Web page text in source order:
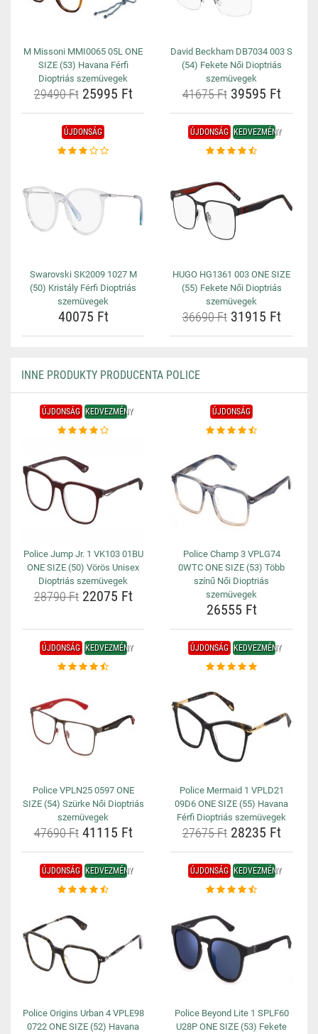
M Missoni MMI0065 05L ONE
SIZE (53) Havana Férfi
Dioptriás szemüvegek
29490 Ft25995 Ft
David Beckham DB7034 003 S
(54) Fekete Női Dioptriás
szemüvegek
41675 Ft39595 Ft
ÚJDONSÁG
Swarovski SK2009 1027 M
(50) Kristály Férfi Dioptriás
szemüvegek
40075 Ft
ÚJDONSÁG KEDVEZMÉNY
HUGO HG1361 003 ONE SIZE
(55) Fekete Női Dioptriás
szemüvegek
36690 Ft31915 Ft
INNE PRODUKTY PRODUCENTA POLICE
ÚJDONSÁG KEDVEZMÉNY
Police Jump Jr. 1 VK103 01BU
ONE SIZE (50) Vörös Unisex
Dioptriás szemüvegek
28790 Ft22075 Ft
ÚJDONSÁG
Police Champ 3 VPLG74
0WTC ONE SIZE (53) Több
színű Női Dioptriás
szemüvegek
26555 Ft
ÚJDONSÁG KEDVEZMÉNY
Police VPLN25 0597 ONE
SIZE (54) Szürke Női Dioptriás
szemüvegek
47690 Ft41115 Ft
ÚJDONSÁG KEDVEZMÉNY
Police Mermaid 1 VPLD21
09D6 ONE SIZE (55) Havana
Férfi Dioptriás szemüvegek
27675 Ft28235 Ft
ÚJDONSÁG KEDVEZMÉNY
Police Origins Urban 4 VPLE98
0722 ONE SIZE (52) Havana
ÚJDONSÁG KEDVEZMÉNY
Police Beyond Lite 1 SPLF60
U28P ONE SIZE (53) Fekete